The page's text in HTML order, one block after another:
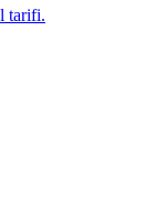
tarifi.